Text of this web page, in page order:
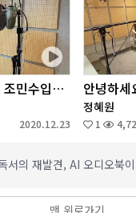
안녕하세요, 성우 조민수입니다.
2020.12.23
정혜원
1
서의 재발견, AI 오디오북
디언소리, 가정의 달 맞이
맨 위로가기